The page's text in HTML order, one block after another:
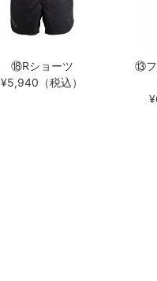
⑱Rショーツ
¥5,940（税込）
⑬フ